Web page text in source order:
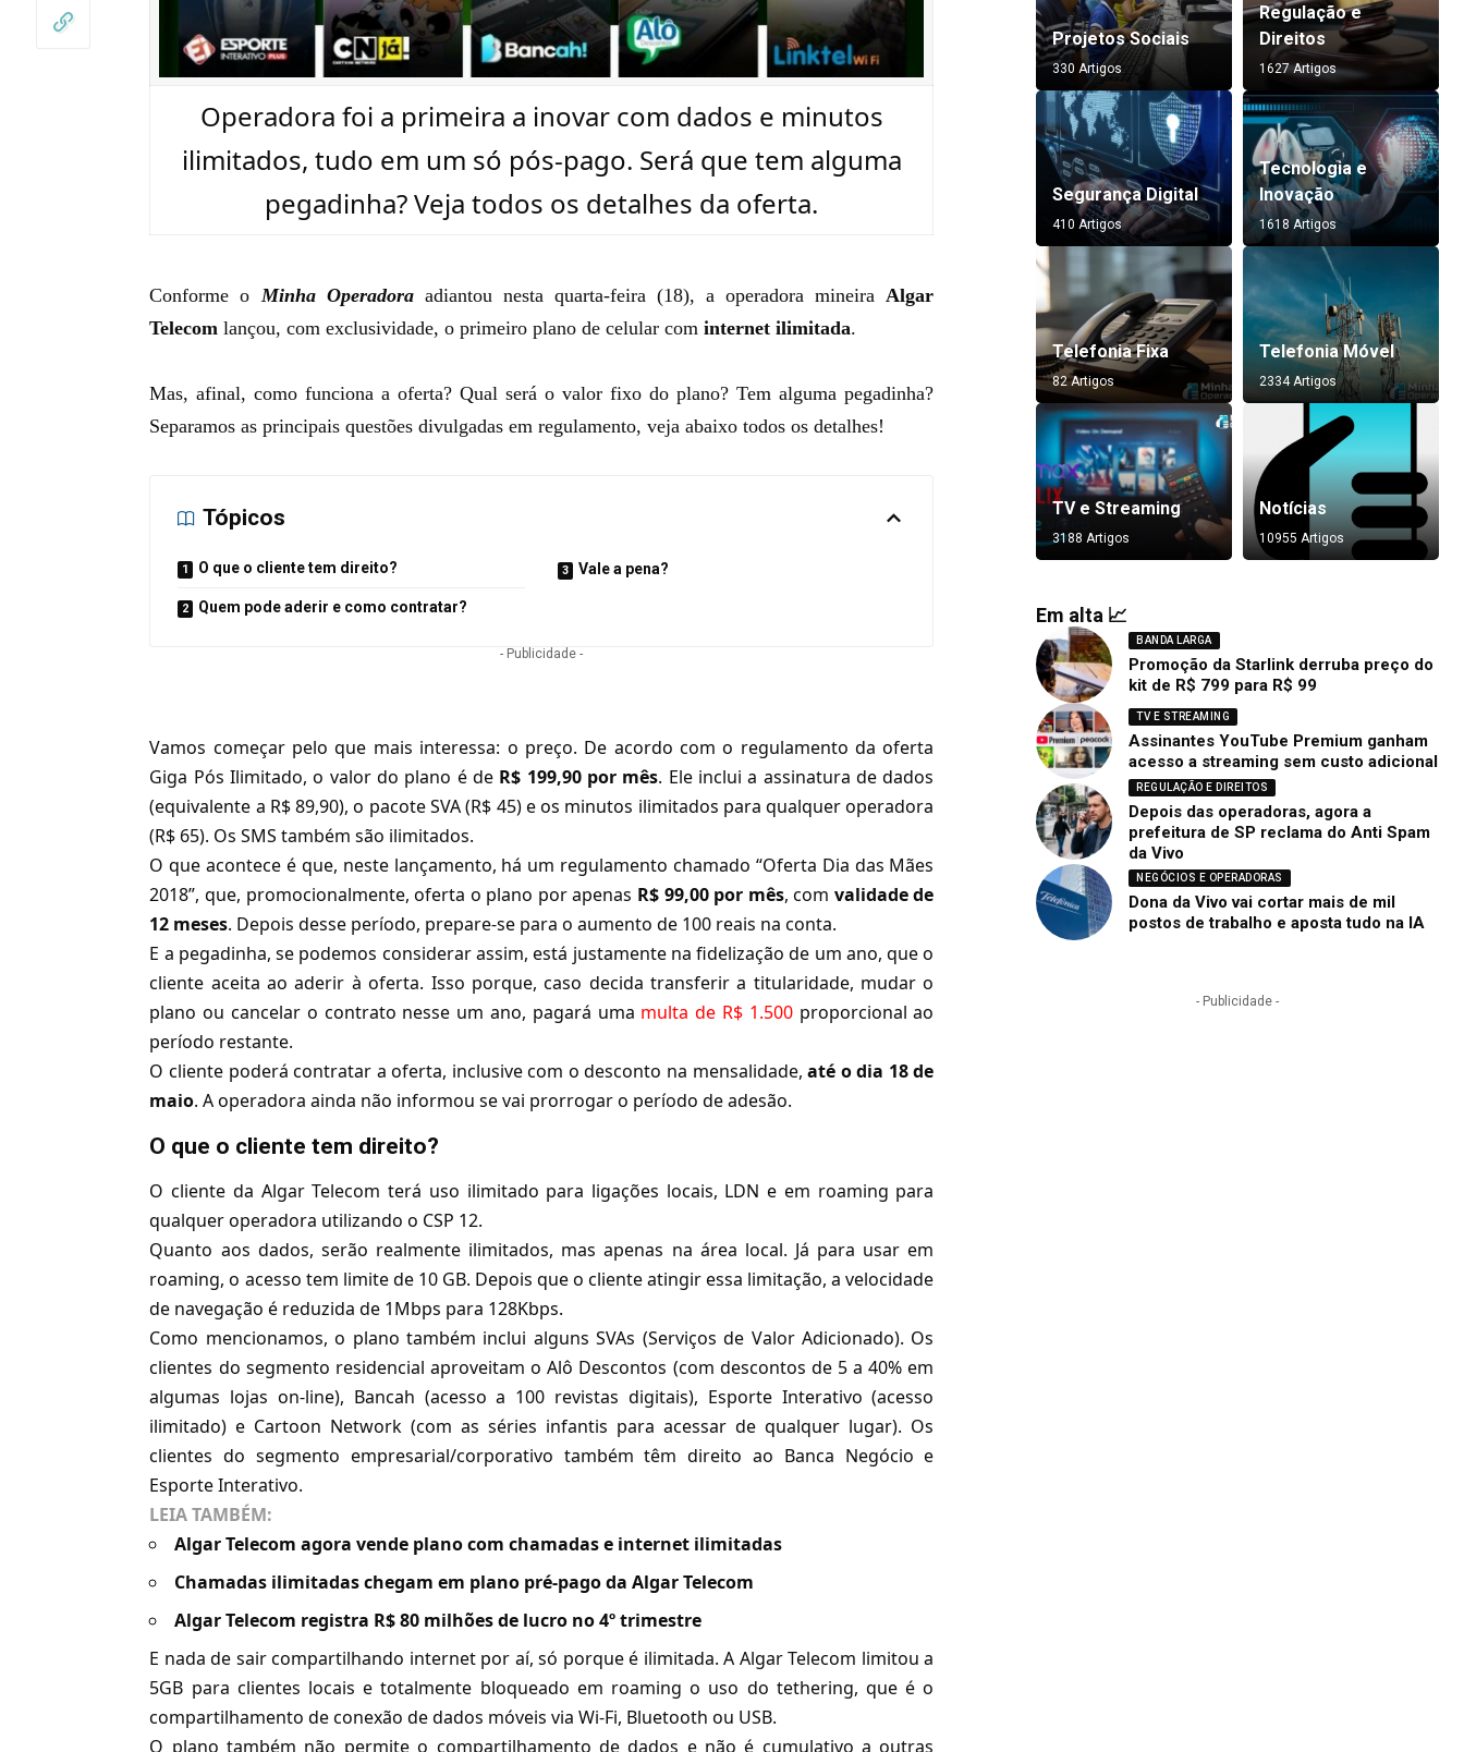
Operadora foi a primeira a inovar com dados e minutos
ilimitados, tudo em um só pós-pago. Será que tem alguma
pegadinha? Veja todos os detalhes da oferta.
Conforme oMinha Operadoraadiantou nesta quarta-feira(18), a operadora mineiraAlgar
Telecom lançou, com exclusividade, o primeiro plano de celular cominternet ilimitada.
Mas, afinal, como funciona a oferta? Qual será o valor fixo do plano? Tem alguma pegadinha?
Separamos as principais questões divulgadas em regulamento, veja abaixo todos os detalhes!
Tópicos
O que o cliente tem direito?
Quem pode aderir e como contratar?
Vale a pena?
- Publicidade -
Vamos começar pelo que mais interessa: o preço. De acordo com o regulamento da oferta
Giga Pós Ilimitado, o valor do plano é de R$ 199,90 por mês. Ele inclui a assinatura de dados
(equivalente a R$ 89,90), o pacote SVA (R$ 45) e os minutos ilimitados para qualquer operadora
(R$ 65). Os SMS também são ilimitados.
O que acontece é que, neste lançamento, há um regulamento chamado “Oferta Dia das Mães
2018”, que, promocionalmente, oferta o plano por apenas R$ 99,00 por mês, com validade de
12 meses. Depois desse período, prepare-se para o aumento de 100 reais na conta.
E a pegadinha, se podemos considerar assim, está justamente na fidelização de um ano, que o
cliente aceita ao aderir à oferta. Isso porque, caso decida transferir a titularidade, mudar o
plano ou cancelar o contrato nesse um ano, pagará uma multa de R$ 1.500 proporcional ao
período restante.
O cliente poderá contratar a oferta, inclusive com o desconto na mensalidade,até o dia 18 de
maio. A operadora ainda não informou se vai prorrogar o período de adesão.
O que o cliente tem direito?
O cliente da Algar Telecom terá uso ilimitado para ligações locais, LDN e em roaming para
qualquer operadora utilizando o CSP 12.
Quanto aos dados, serão realmente ilimitados, mas apenas na área local. Já para usar em
roaming, o acesso tem limite de 10 GB. Depois que o cliente atingir essa limitação, a velocidade
de navegação é reduzida de 1Mbps para 128Kbps.
Como mencionamos, o plano também inclui alguns SVAs (Serviços de Valor Adicionado). Os
clientes do segmento residencial aproveitam o Alô Descontos (com descontos de 5 a 40% em
algumas lojas on-line), Bancah (acesso a 100 revistas digitais), Esporte Interativo (acesso
ilimitado) e Cartoon Network (com as séries infantis para acessar de qualquer lugar). Os
clientes do segmento empresarial/corporativo também têm direito ao Banca Negócio e
Esporte Interativo.
LEIA TAMBÉM:
Algar Telecom agora vende plano com chamadas e internet ilimitadas
Chamadas ilimitadas chegam em plano pré-pago da Algar Telecom
Algar Telecom registra R$ 80 milhões de lucro no 4º trimestre
E nada de sair compartilhando internet por aí, só porque é ilimitada. A Algar Telecom limitou a
5GB para clientes locais e totalmente bloqueado em roaming o uso do tethering, que é o
compartilhamento de conexão de dados móveis via Wi-Fi, Bluetooth ou USB.
O plano também não permite o compartilhamento de dados e não é cumulativo a outras
Projetos Sociais
330 Artigos
Regulação e
Direitos
1627 Artigos
Segurança Digital
410 Artigos
Tecnologia e
Inovação
1618 Artigos
Telefonia Fixa
82 Artigos
Telefonia Móvel
2334 Artigos
TV e Streaming
3188 Artigos
Notícias
10955 Artigos
Em alta 📈
BANDA LARGA
Promoção da Starlink derruba preço do
kit de R$ 799 para R$ 99
TV E STREAMING
Assinantes YouTube Premium ganham
acesso a streaming sem custo adicional
REGULAÇÃO E DIREITOS
Depois das operadoras, agora a
prefeitura de SP reclama do Anti Spam
da Vivo
NEGÓCIOS E OPERADORAS
Dona da Vivo vai cortar mais de mil
postos de trabalho e aposta tudo na IA
- Publicidade -